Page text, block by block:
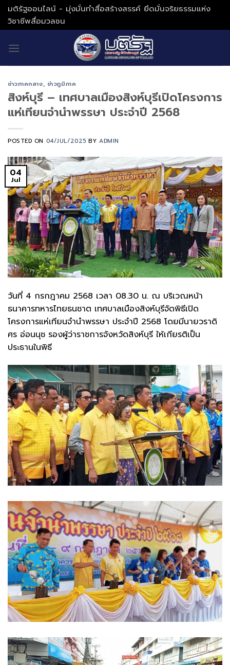
Skip
to
content
มติรัฐออนไลน์ - มุ่งมั่นทำสื่อสร้างสรรค์ ยึดมั่นจริยธรรมแห่ง
วิชาชีพสื่อมวลชน
ข่าวภาคกลาง, ข่าวภูมิภาค
สิงห์บุรี – เทศบาลเมืองสิงห์บุรีเปิดโครงการ
แห่เทียนจำนำพรรษา ประจำปี 2568
POSTED ON 04/JUL/2025 BYADMIN
04
Jul
วันที่ 4 กรกฎาคม 2568 เวลา 08.30 น. ณ บริเวณหน้า
ธนาคารทหารไทยธนชาต เทศบาลเมืองสิงห์บุรีจัดพิธีเปิด
โครงการแห่เทียนจำนำพรรษา ประจำปี 2568 โดยมีนายวราดิ
ศร อ่อนนุช รองผู้ว่าราชการจังหวัดสิงห์บุรี ให้เกียรติเป็น
ประธานในพิธี